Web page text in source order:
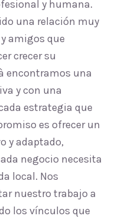
y humana.
una relación muy
amigos que
crecer su
encontramos una
y con una
estrategia que
es ofrecer un
y adaptado,
negocio necesita
local. Nos
nuestro trabajo a
los vínculos que